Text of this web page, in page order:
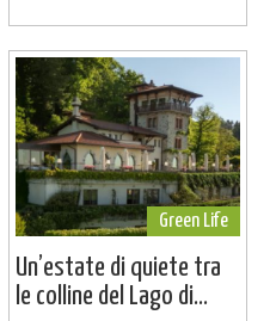
Green Life
Un’estate di quiete tra
le colline del Lago di...